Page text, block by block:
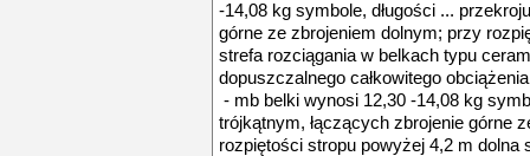
-14,08 kg symbole, długości ...
górne ze zbrojeniem dolnym; przy
strefa rozciągania w belkach typu
dopuszczalnego całkowitego
- mb belki wynosi 12,30 -14,08 kg
trójkątnym, łączących zbrojenie górne
rozpiętości stropu powyżej 4,2 m dolna